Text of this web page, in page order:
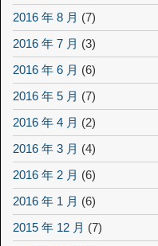
2016 年 8 月 (7)
2016 年 7 月 (3)
2016 年 6 月 (6)
2016 年 5 月 (7)
2016 年 4 月 (2)
2016 年 3 月 (4)
2016 年 2 月 (6)
2016 年 1 月 (6)
2015 年 12 月 (7)